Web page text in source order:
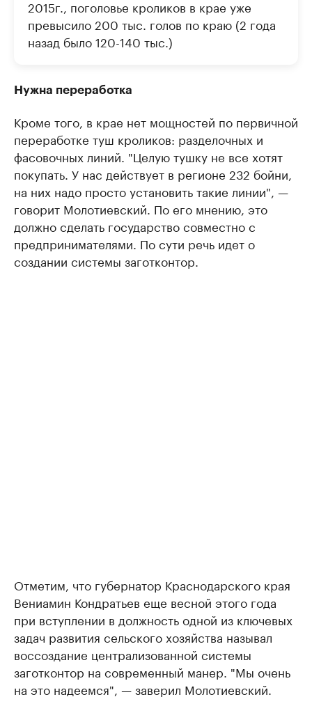
2015г., поголовье кроликов в крае уже
превысило 200 тыс. голов по краю (2 года
назад было 120-140 тыс.)
Нужна переработка
Кроме того, в крае нет мощностей по первичной
переработке туш кроликов: разделочных и
фасовочных линий. "Целую тушку не все хотят
покупать. У нас действует в регионе 232 бойни,
на них надо просто установить такие линии", —
говорит Молотиевский. По его мнению, это
должно сделать государство совместно с
предпринимателями. По сути речь идет о
создании системы заготконтор.
Отметим, что губернатор Краснодарского края
Вениамин Кондратьев еще весной этого года
при вступлении в должность одной из ключевых
задач развития сельского хозяйства называл
воссоздание централизованной системы
заготконтор на современный манер. "Мы очень
на это надеемся", — заверил Молотиевский.